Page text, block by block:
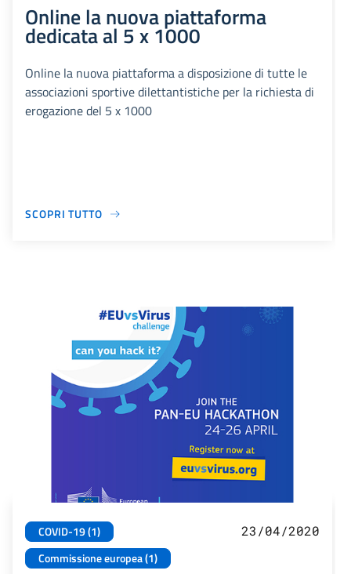
Online la nuova piattaforma
dedicata al 5 x 1000
Online la nuova piattaforma a disposizione di tutte le
associazioni sportive dilettantistiche per la richiesta di
erogazione del 5 x 1000
SCOPRI TUTTO
COVID-19 (1)
Commissione europea (1)
23/04/2020